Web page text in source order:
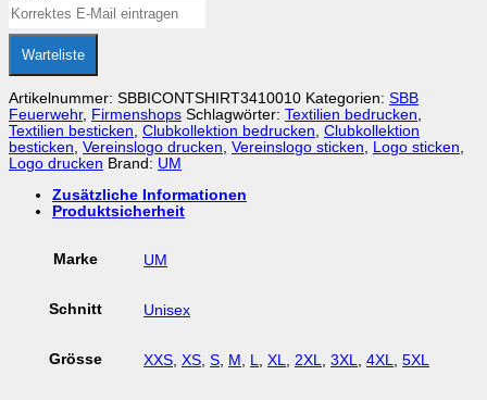
Warteliste
Artikelnummer: SBBICONTSHIRT3410010 Kategorien: SBB
Feuerwehr, Firmenshops Schlagwörter: Textilien bedrucken,
Textilien besticken, Clubkollektion bedrucken, Clubkollektion
besticken, Vereinslogo drucken, Vereinslogo sticken, Logo sticken,
Logo drucken Brand: UM
Zusätzliche Informationen
Produktsicherheit
Marke UM
Schnitt Unisex
Grösse XXS XS S M XL 2XL 3XL 4XL 5XL